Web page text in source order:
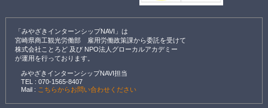
「みやざきインターンシップNAVI」は
宮崎県商工観光労働部 雇用労働政策課から委託を受けて
株式会社ことろど 及び NPO法人グローカルアカデミー
が運用を行っております。
みやざきインターンシップNAVI担当
TEL : 070-1565-8407
Mail : こちらからお問い合わせください